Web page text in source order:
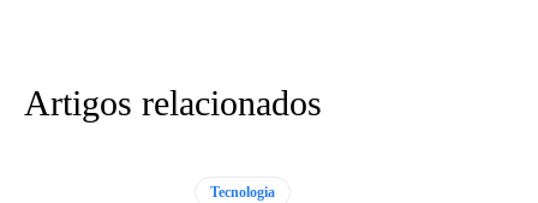
Artigos relacionados
Tecnologia